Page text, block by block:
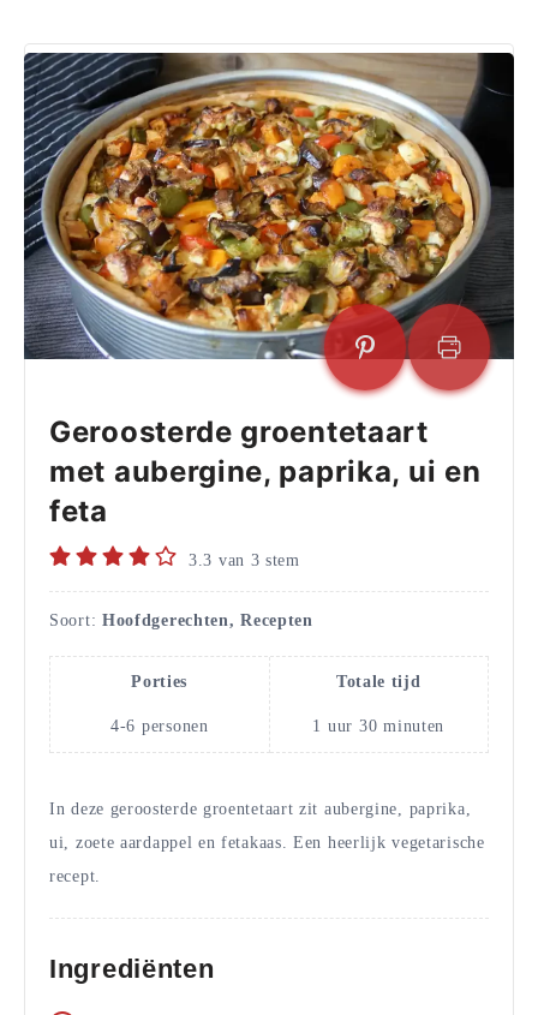
Geroosterde groentetaart
met aubergine, paprika, ui en
feta
3.3 van 3 stem
Soort: Hoofdgerechten, Recepten
Porties
4-6 personen
Totale tijd
1 uur 30 minuten
In deze geroosterde groentetaart zit aubergine, paprika,
ui, zoete aardappel en fetakaas. Een heerlijk vegetarische
recept.
Ingrediënten